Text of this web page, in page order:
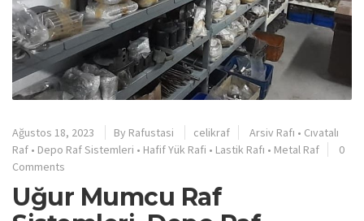
Ağustos 18, 2023 By Rafustasi celikraf Arsiv Rafı • Cıvatalı
Raf • Depo Raf Sistemleri • Hafif Yük Rafi • Lastik Rafı • Metal Raf
0
Comments
Uğur Mumcu Raf